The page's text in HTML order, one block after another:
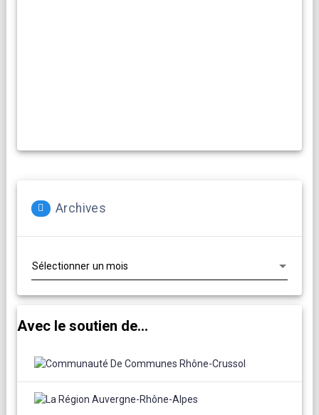
Archives
Avec le soutien de...